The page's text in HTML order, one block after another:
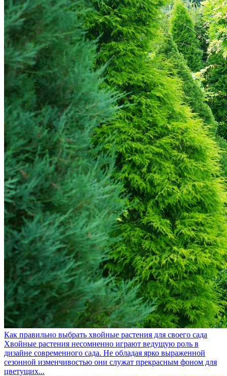
Как правильно выбрать хвойные растения для своего сада
Хвойные растения несомненно играют ведущую роль в
дизайне современного сада. Не обладая ярко выраженной
сезонной изменчивостью они служат прекрасным фоном для
цветущих...